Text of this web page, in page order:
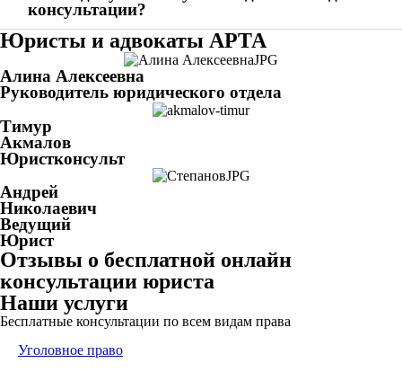
консультации?
Юристы и адвокаты АРТА
Алина Алексеевна
Руководитель юридического отдела
Тимур
Акмалов
Юристконсульт
Андрей
Николаевич
Ведущий
Юрист
Отзывы о бесплатной онлайн
консультации юриста
Наши услуги
Бесплатные консультации по всем видам права
Уголовное право